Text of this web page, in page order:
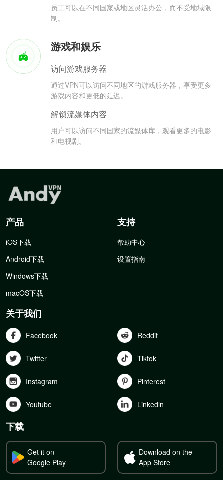
员工可以在不同国家或地区灵活办公，而不受地域限
制。
游戏和娱乐
访问游戏服务器
通过VPN可以访问不同地区的游戏服务器，享受更多
游戏内容和更低的延迟。
解锁流媒体内容
用户可以访问不同国家的流媒体库，观看更多的电影
和电视剧。
产品
iOS下载
Android下载
Windows下载
macOS下载
支持
帮助中心
设置指南
关于我们
Facebook Reddit
Twitter Tiktok
Instagram Pinterest
Youtube Linkedln
下载
Get it on
Google Play
Download on the
App Store